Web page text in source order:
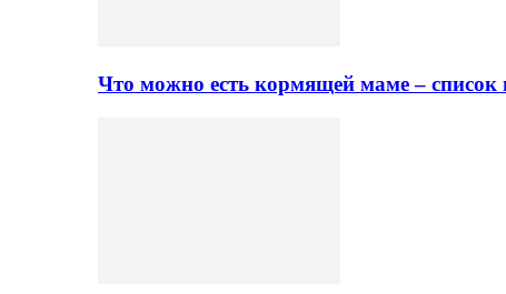
Что можно есть кормящей маме –